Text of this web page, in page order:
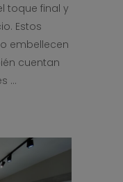
toque final y
Estos
embellecen
cuentan